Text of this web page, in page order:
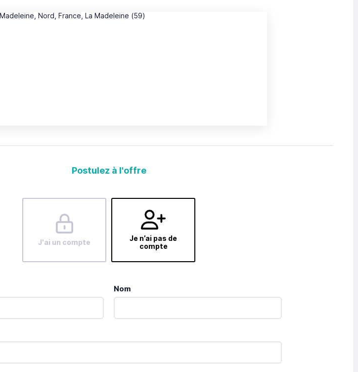
Postulez à l'offre
J'ai un compte
Je n’ai pas de
compte
Nom